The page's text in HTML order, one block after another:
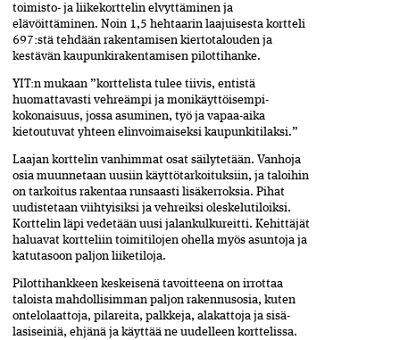
toimisto- ja liikekorttelin­ elvyttäminen ja
elävöittäminen. Noin 1,5 hehtaarin laajuisesta kortteli
697:stä tehdään rakentamisen kiertotalouden ja
kestävän kaupunkirakentamisen ­pilottihanke.
YIT:n mukaan ”korttelista ­tulee tiivis, entistä
huomattavasti­ vehreämpi ja monikäyttöisempi­
kokonaisuus, jossa asuminen, työ ja vapaa-aika
kietoutuvat yhteen elinvoimaiseksi kaupunkitilaksi.”
Laajan korttelin vanhimmat osat säilytetään. Vanhoja
osia muunnetaan uusiin käyttötarkoituksiin, ja taloihin
on tarkoitus rakentaa runsaasti lisäkerroksia. Pihat
uudistetaan viihtyisiksi ja vehreiksi oleskelutiloiksi.
Korttelin läpi­ vedetään uusi jalankulkureitti. Kehittäjät
haluavat kortteliin toimitilojen ohella myös asuntoja ja
katutasoon paljon liiketiloja.
Pilottihankkeen keskeisenä­ tavoitteena on irrottaa
taloista­ mahdollisimman paljon raken­nus­­osia, kuten
ontelolaattoja,­ pilareita, palkkeja, alakattoja ja sisä­
lasiseiniä, ehjänä ja käyttää­ ne uudelleen korttelissa.